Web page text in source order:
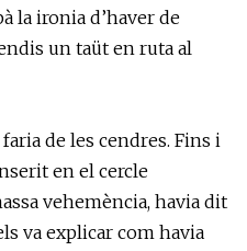
la ironia d’haver de
un taüt en ruta al
de les cendres. Fins i
en el cercle
vehemència, havia dit
va explicar com havia